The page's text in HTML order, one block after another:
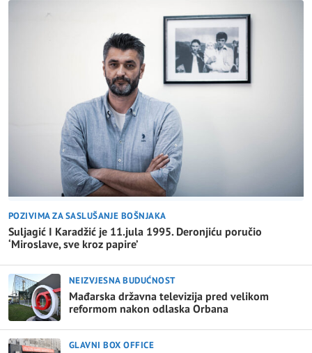
POZIVIMA ZA SASLUŠANJE BOŠNJAKA
Suljagić I Karadžić je 11.jula 1995. Deronjiću poručio
‘Miroslave, sve kroz papire’
NEIZVJESNA BUDUĆNOST
Mađarska državna televizija pred velikom
reformom nakon odlaska Orbana
GLAVNI BOX OFFICE